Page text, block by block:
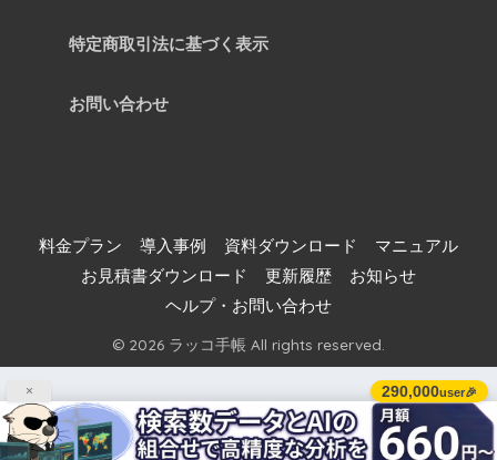
× 290,000user🎉
特定商取引法に基づく表示
お問い合わせ
料金プラン 導入事例 資料ダウンロード
マニュアル
お見積書ダウンロード
更新履歴
お知らせ
ヘルプ・お問い合わせ
© 2026 ラッコ手帳 All rights reserved.